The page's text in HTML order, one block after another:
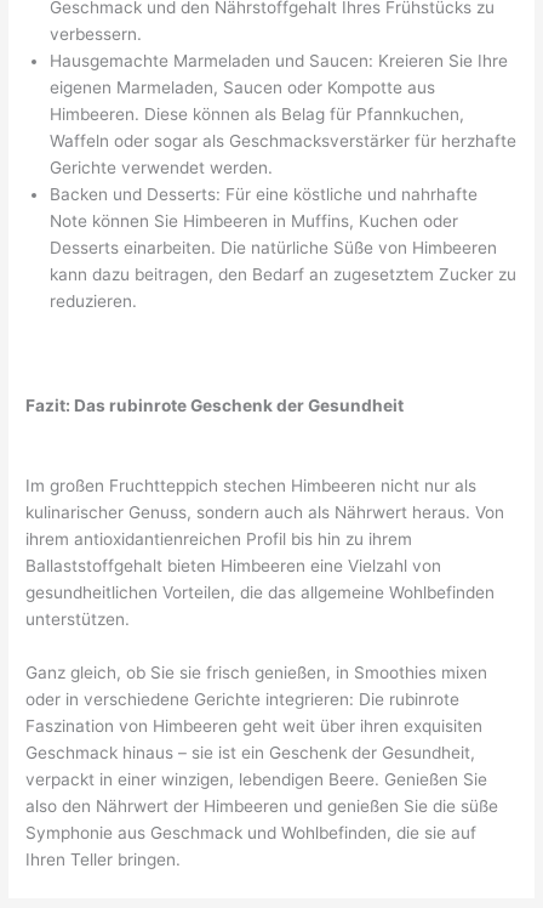
Geschmack und den Nährstoffgehalt Ihres Frühstücks zu
verbessern.
Hausgemachte Marmeladen und Saucen: Kreieren Sie Ihre
eigenen Marmeladen, Saucen oder Kompotte aus
Himbeeren. Diese können als Belag für Pfannkuchen,
Waffeln oder sogar als Geschmacksverstärker für herzhafte
Gerichte verwendet werden.
Backen und Desserts: Für eine köstliche und nahrhafte
Note können Sie Himbeeren in Muffins, Kuchen oder
Desserts einarbeiten. Die natürliche Süße von Himbeeren
kann dazu beitragen, den Bedarf an zugesetztem Zucker zu
reduzieren.
Fazit: Das rubinrote Geschenk der Gesundheit
Im großen Fruchtteppich stechen Himbeeren nicht nur als
kulinarischer Genuss, sondern auch als Nährwert heraus. Von
ihrem antioxidantienreichen Profil bis hin zu ihrem
Ballaststoffgehalt bieten Himbeeren eine Vielzahl von
gesundheitlichen Vorteilen, die das allgemeine Wohlbefinden
unterstützen.
Ganz gleich, ob Sie sie frisch genießen, in Smoothies mixen
oder in verschiedene Gerichte integrieren: Die rubinrote
Faszination von Himbeeren geht weit über ihren exquisiten
Geschmack hinaus – sie ist ein Geschenk der Gesundheit,
verpackt in einer winzigen, lebendigen Beere. Genießen Sie
also den Nährwert der Himbeeren und genießen Sie die süße
Symphonie aus Geschmack und Wohlbefinden, die sie auf
Ihren Teller bringen.